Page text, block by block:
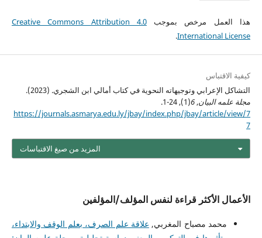
هذا العمل مرخص بموجبCreative Commons Attribution 4.0
International License
.
كيفية الاقتباس
التشاكل الإعرابي وتوجيهاته النحوية في كتاب أمالي ابن الشجري. (2023).
مجلة علمه البيان,
6
(1), 24-1.
https://journals.asmarya.edu.ly/jbay/index.php/jbay/article/view/7
7
المزيد من صيغ الاقتباسات
الأعمال الأكثر قراءة لنفس المؤلف/المؤلفين
محمد مصباح المغربي, علاقة علم الصرف، بعلم الوقف والابتداء،